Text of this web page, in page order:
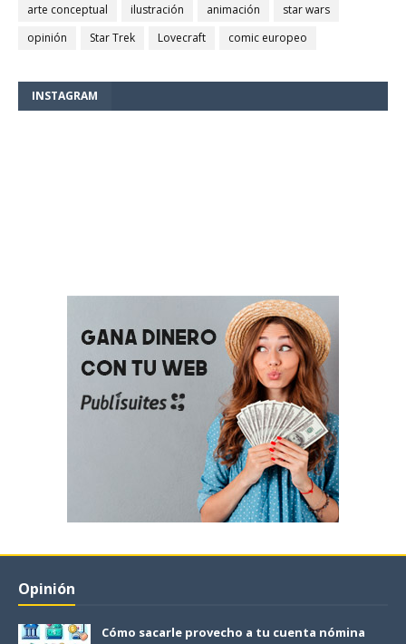
arte conceptual
ilustración animación
star wars
opinión
Star Trek Lovecraft comic europeo
INSTAGRAM
Opinión
Cómo sacarle provecho a tu cuenta nómina